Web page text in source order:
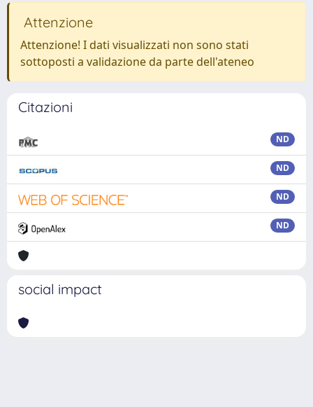
Attenzione
Attenzione! I dati visualizzati non sono stati
sottoposti a validazione da parte dell'ateneo
Citazioni
ND
ND
ND
ND
social impact